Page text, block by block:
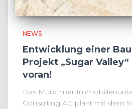
NEWS
Entwicklung einer
Projekt „Sugar
voran!
Das Münchner
Consulting AG plant mit dem